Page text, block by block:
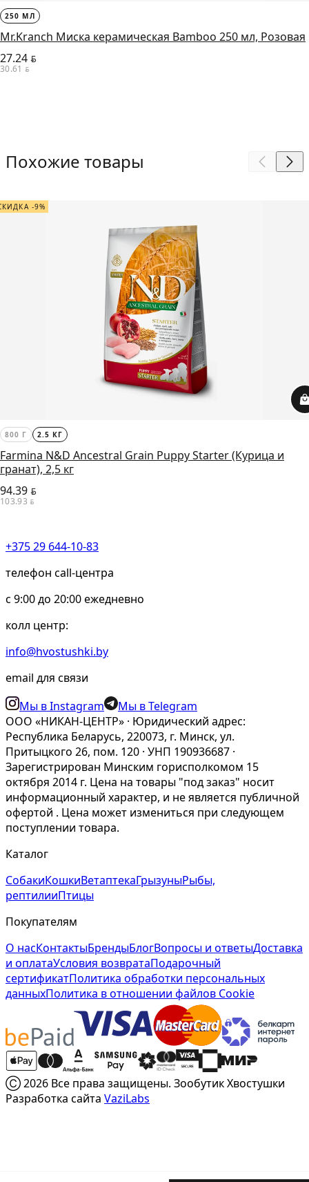
250 МЛ
Mr.Kranch Миска керамическая Bamboo 250 мл, Розовая
27.24 BYN
30.61 BYN
Похожие товары
-9%
800 Г 2.5 КГ
Farmina N&D Ancestral Grain Puppy Starter (Курица и
гранат), 2,5 кг
94.39 BYN
103.93 BYN
+375 29 644-10-83
телефон call-центра
c 9:00 до 20:00 ежедневно
колл центр:
info@hvostushki.by
email для связи
Мы в Instagram
Мы в Telegram
ООО «НИКАН-ЦЕНТР» · Юридический адрес:
Республика Беларусь, 220073, г. Минск, ул.
Притыцкого 26, пом. 120 · УНП 190936687 ·
Зарегистрирован Минским горисполкомом 15
октября 2014 г. Цена на товары "под заказ" носит
информационный характер, и не является публичной
офертой . Цена может измениться при следующем
поступлении товара.
Каталог
СобакиКошкиВетаптекаГрызуныРыбы,
рептилииПтицы
Покупателям
О насКонтактыБрендыБлогВопросы и ответыДоставка
и оплатаУсловия возвратаПодарочный
сертификатПолитика обработки персональных
данныхПолитика в отношении файлов Cookie
Ⓒ 2026 Все права защищены. Зообутик Хвостушки
Разработка сайта VaziLabs